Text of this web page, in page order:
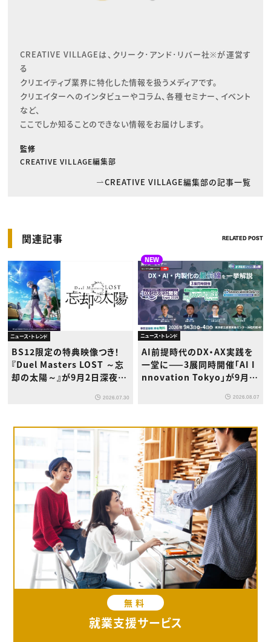
CREATIVE VILLAGEは、クリーク･アンド･リバー社※が運営す
る
クリエイティブ業界に特化した情報を扱うメディアです。
クリエイターへのインタビューやコラム、各種セミナー、イベント
など、
ここでしか知ることのできない情報をお届けします。
監修
CREATIVE VILLAGE編集部
CREATIVE VILLAGE編集部の記事一覧
関連記事 RELATED POST
ニュース・トレンド
BS12限定の特典映像つき！
『Duel Masters LOST ～忘
却の太陽～』が9月2日深夜か
2026.07.30
NEW
ニュース・トレンド
AI前提時代のDX・AX実践を
一堂に——3展同時開催「AI I
nnovation Tokyo」が9月浜
2026.08.07
無料
就業支援サービス